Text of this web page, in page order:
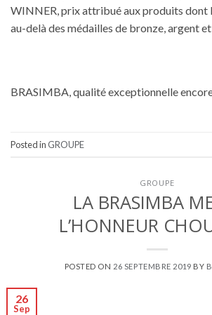
WINNER, prix attribué aux produits dont
au-delà des médailles de bronze, argent et
BRASIMBA, qualité exceptionnelle
Posted in GROUPE
GROUPE
LA BRASIMBA
L’HONNEUR
POSTED ON 26 SEPTEMBRE 2019 BY
26
Sep